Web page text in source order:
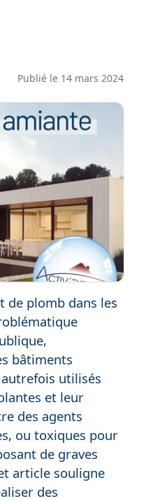
Publié le 14 mars 2024
de plomb dans les
bâtiments
utilisés
et leur
des agents
ou toxiques pour
de graves
article souligne
des